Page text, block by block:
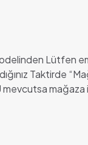
Lütfen
Taktirde
mağaza